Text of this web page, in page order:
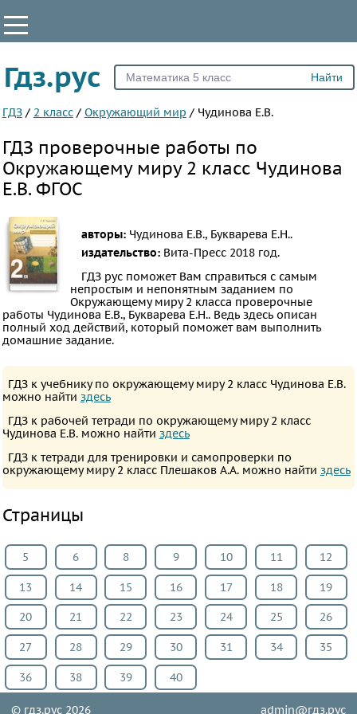
Все
1
3
4
Все
предметы
Математика
Английский
язык
Русский
Немецкий
язык
Белорусский
язык
Информатика
Музыка
ИЗО
Литература
Окружающий
мир
Человек
и
мир
Гдз.рус
ГДЗ / 2 класс / Окружающий мир / Чудинова Е.В.
ГДЗ проверочные работы по
Окружающему миру 2 класс Чудинова
Е.В. ФГОС
авторы: Чудинова Е.В., Букварева Е.Н..
издательство: Вита-Пресс2018 год.
ГДЗ рус поможет Вам справиться с самым
непростым и непонятным заданием по
Окружающему миру 2 класса проверочные
работы Чудинова Е.В., Букварева Е.Н.. Ведь здесь описан
полный ход действий, который поможет вам выполнить
домашние задание.
ГДЗ к учебнику по окружающему миру 2 класс Чудинова Е.В.
можно найти здесь
ГДЗ к рабочей тетради по окружающему миру 2 класс
Чудинова Е.В. можно найти здесь
ГДЗ к тетради для тренировки и самопроверки по
окружающему миру 2 класс Плешаков А.А. можно найти здесь
Страницы
5 6 8 9 10 11 12
13 14 15 16 17 18 19
20 21 22 23 24 25 26
27 28 29 30 31 34 35
36 38 39 40
© гдз.рус 2026 admin@гдз.рус